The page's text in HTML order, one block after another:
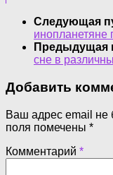
Следующая
инопланетяне
Предыдущая
сне в
Добавить
Ваш адрес email не
поля помечены *
Комментарий *